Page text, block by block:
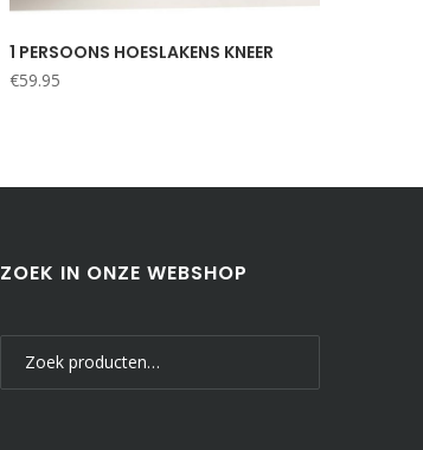
1 PERSOONS HOESLAKENS KNEER
€59.95
ZOEK IN ONZE WEBSHOP